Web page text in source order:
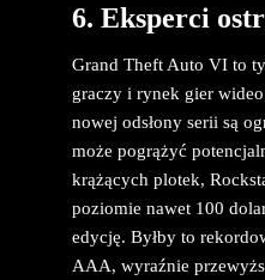
6. Eksperci
Grand Theft Auto VI to
graczy i rynek gier
nowej odsłony serii są
może pogrążyć
krążących plotek,
poziomie nawet 100
edycję. Byłby to
AAA, wyraźnie